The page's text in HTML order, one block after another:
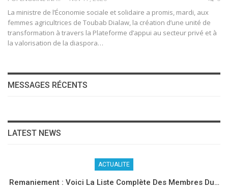
La ministre de l’Économie sociale et solidaire a promis, mardi, aux
femmes agricultrices de Toubab Dialaw, la création d’une unité de
transformation à travers la Plateforme d’appui au secteur privé et à
la valorisation de la diaspora…
MESSAGES RÉCENTS
LATEST NEWS
ACTUALITE
Remaniement : Voici La Liste Complète Des Membres Du…